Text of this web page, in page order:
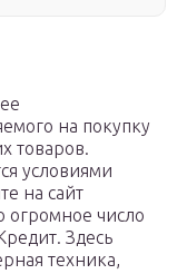
на покупку
товаров.
условиями
на сайт
огромное число
Здесь
техника,